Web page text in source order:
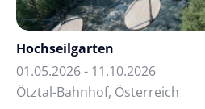
Hochseilgarten
01.05.2026 - 11.10.2026
Ötztal-Bahnhof, Österreich